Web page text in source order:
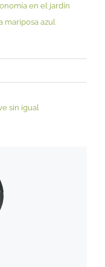
en el jardín
mariposa azul
sin igual